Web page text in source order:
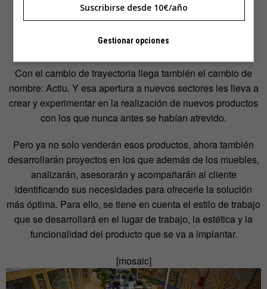
‘Cool Working® by Actiu’, diseño
para transformar los espacios de
trabajo
Con el cambio de trayectoria llega también el cambio de
nombre: Actiu. Y esa apertura a nuevos sectores les lleva a
crear y experimentar en la realización de nuevos productos
con los que nunca antes se habían atrevido.
Pero ya no solo venderán esos productos, ahora también
desarrollarán proyectos en los que además de los muebles,
analizarán, asesorarán y acompañarán al cliente
identificando sus necesidades para ofrecerle la solución
más óptima. Para ello, se tiene en cuenta el estilo de trabajo
que se desarrollará en el lugar de trabajo, la estética y la
funcionalidad del producto que se va a implantar.
[mosaic]
Suscribirse desde 10€/año
Gestionar opciones